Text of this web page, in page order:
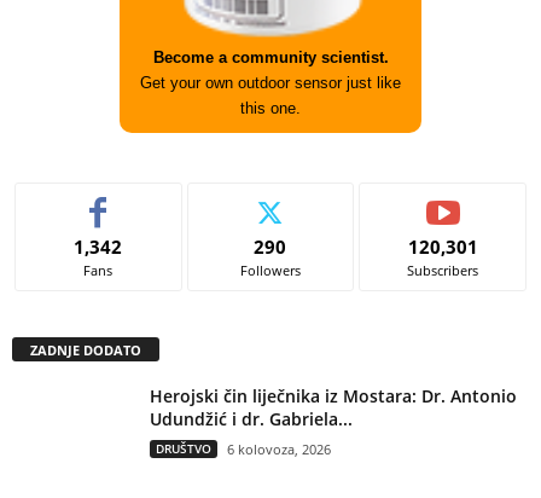
Become a community scientist.
Get your own outdoor sensor just like
this one.
1,342
Fans
290
Followers
120,301
Subscribers
ZADNJE DODATO
Herojski čin liječnika iz Mostara: Dr. Antonio
Udundžić i dr. Gabriela...
DRUŠTVO 6 kolovoza, 2026